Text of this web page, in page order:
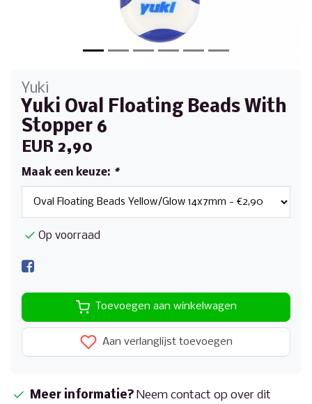
Yuki
Yuki Oval Floating Beads With
Stopper 6
EUR 2,90
Maak een keuze: *
Op voorraad
Toevoegen aan winkelwagen
Aan verlanglijst toevoegen
Meer informatie? Neem contact op over dit